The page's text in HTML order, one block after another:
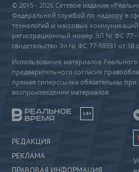
© 2015 - 2026 Сетевое издание
Федеральной службой по надзору в
технологий и массовых
регистрационный номер ЭЛ № ФС 77 -
свидетельство Эл № ФС 77-59331 от 18
Использование материалов
предварительного согласия
прямая гиперссылка обязательны
воспроизведении материалов.
18+
РЕДАКЦИЯ
РЕКЛАМА
ПРАВОВАЯ ИНФОРМАЦИЯ